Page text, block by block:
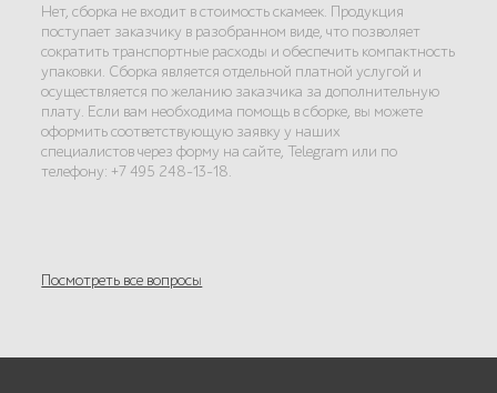
Нет, сборка не входит в стоимость скамеек. Продукция
поступает заказчику в разобранном виде, что позволяет
сократить транспортные расходы и обеспечить компактность
упаковки. Сборка является отдельной платной услугой и
осуществляется по желанию заказчика за дополнительную
плату. Если вам необходима помощь в сборке, вы можете
оформить соответствующую заявку у наших
специалистов через форму на сайте, Telegram или по
телефону: +7 495 248-13-18.
Посмотреть все вопросы